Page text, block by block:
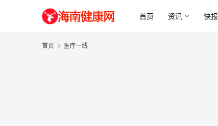
首页 资讯 快报
首页 医疗一线